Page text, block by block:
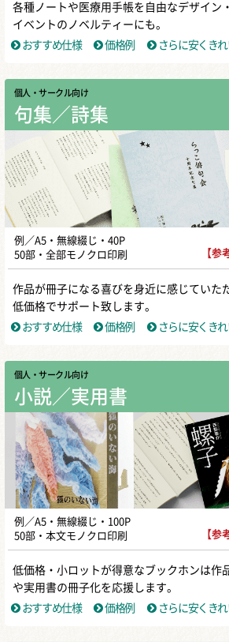
各種ノートや医療用手帳を自由なデザイン
イベントのノベルティーにも。
おすすめ仕様
価格例 さらに安くきれ
個人・サークル向け
句集／詩集
例／A5・無線綴じ・40P
50部・全部モノクロ印刷
【参
作品が冊子になる喜びを身近に感じていた
低価格でサポート致します。
おすすめ仕様
価格例 さらに安くきれ
個人・サークル向け
小説／実用書
例／A5・無線綴じ・100P
50部・本文モノクロ印刷
【参
低価格・小ロットが得意なブックホンは作
や実用書の冊子化を応援します。
おすすめ仕様
価格例 さらに安くきれ